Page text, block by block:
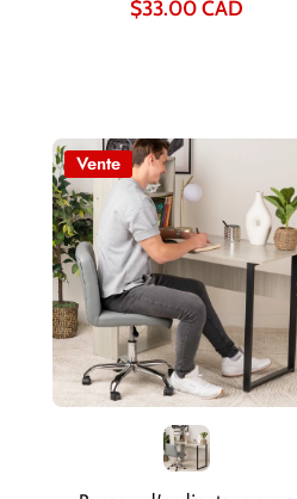
$33.00 CAD
Vente